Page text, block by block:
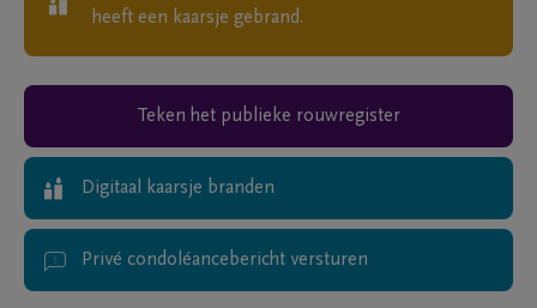
heeft een kaarsje gebrand.
Teken het publieke rouwregister
Digitaal kaarsje branden
Privé condoléancebericht versturen